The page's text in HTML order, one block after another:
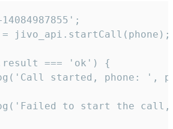
jivo_api.startCall(phone);
=== 'ok') {
started, phone: ',
to start the